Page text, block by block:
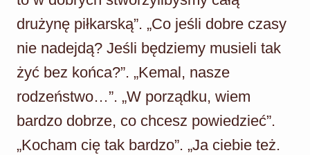
drużynę piłkarską”. „Co jeśli dobre czasy
nie nadejdą? Jeśli będziemy musieli tak
żyć bez końca?”. „Kemal, nasze
rodzeństwo…”. „W porządku, wiem
bardzo dobrze, co chcesz powiedzieć”.
„Kocham cię tak bardzo”. „Ja ciebie też.